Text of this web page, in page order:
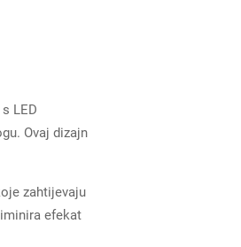
LED
Ovaj dizajn
zahtijevaju
efekat